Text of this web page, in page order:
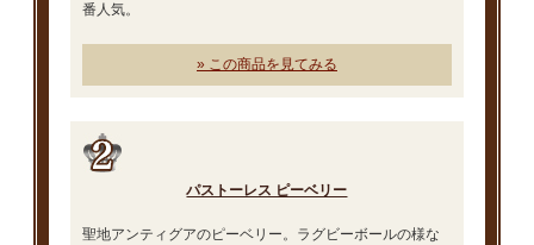
番人気。
» この商品を見てみる
パストーレス ピーベリー
聖地アンティグアのピーベリー。ラグビーボールの様な